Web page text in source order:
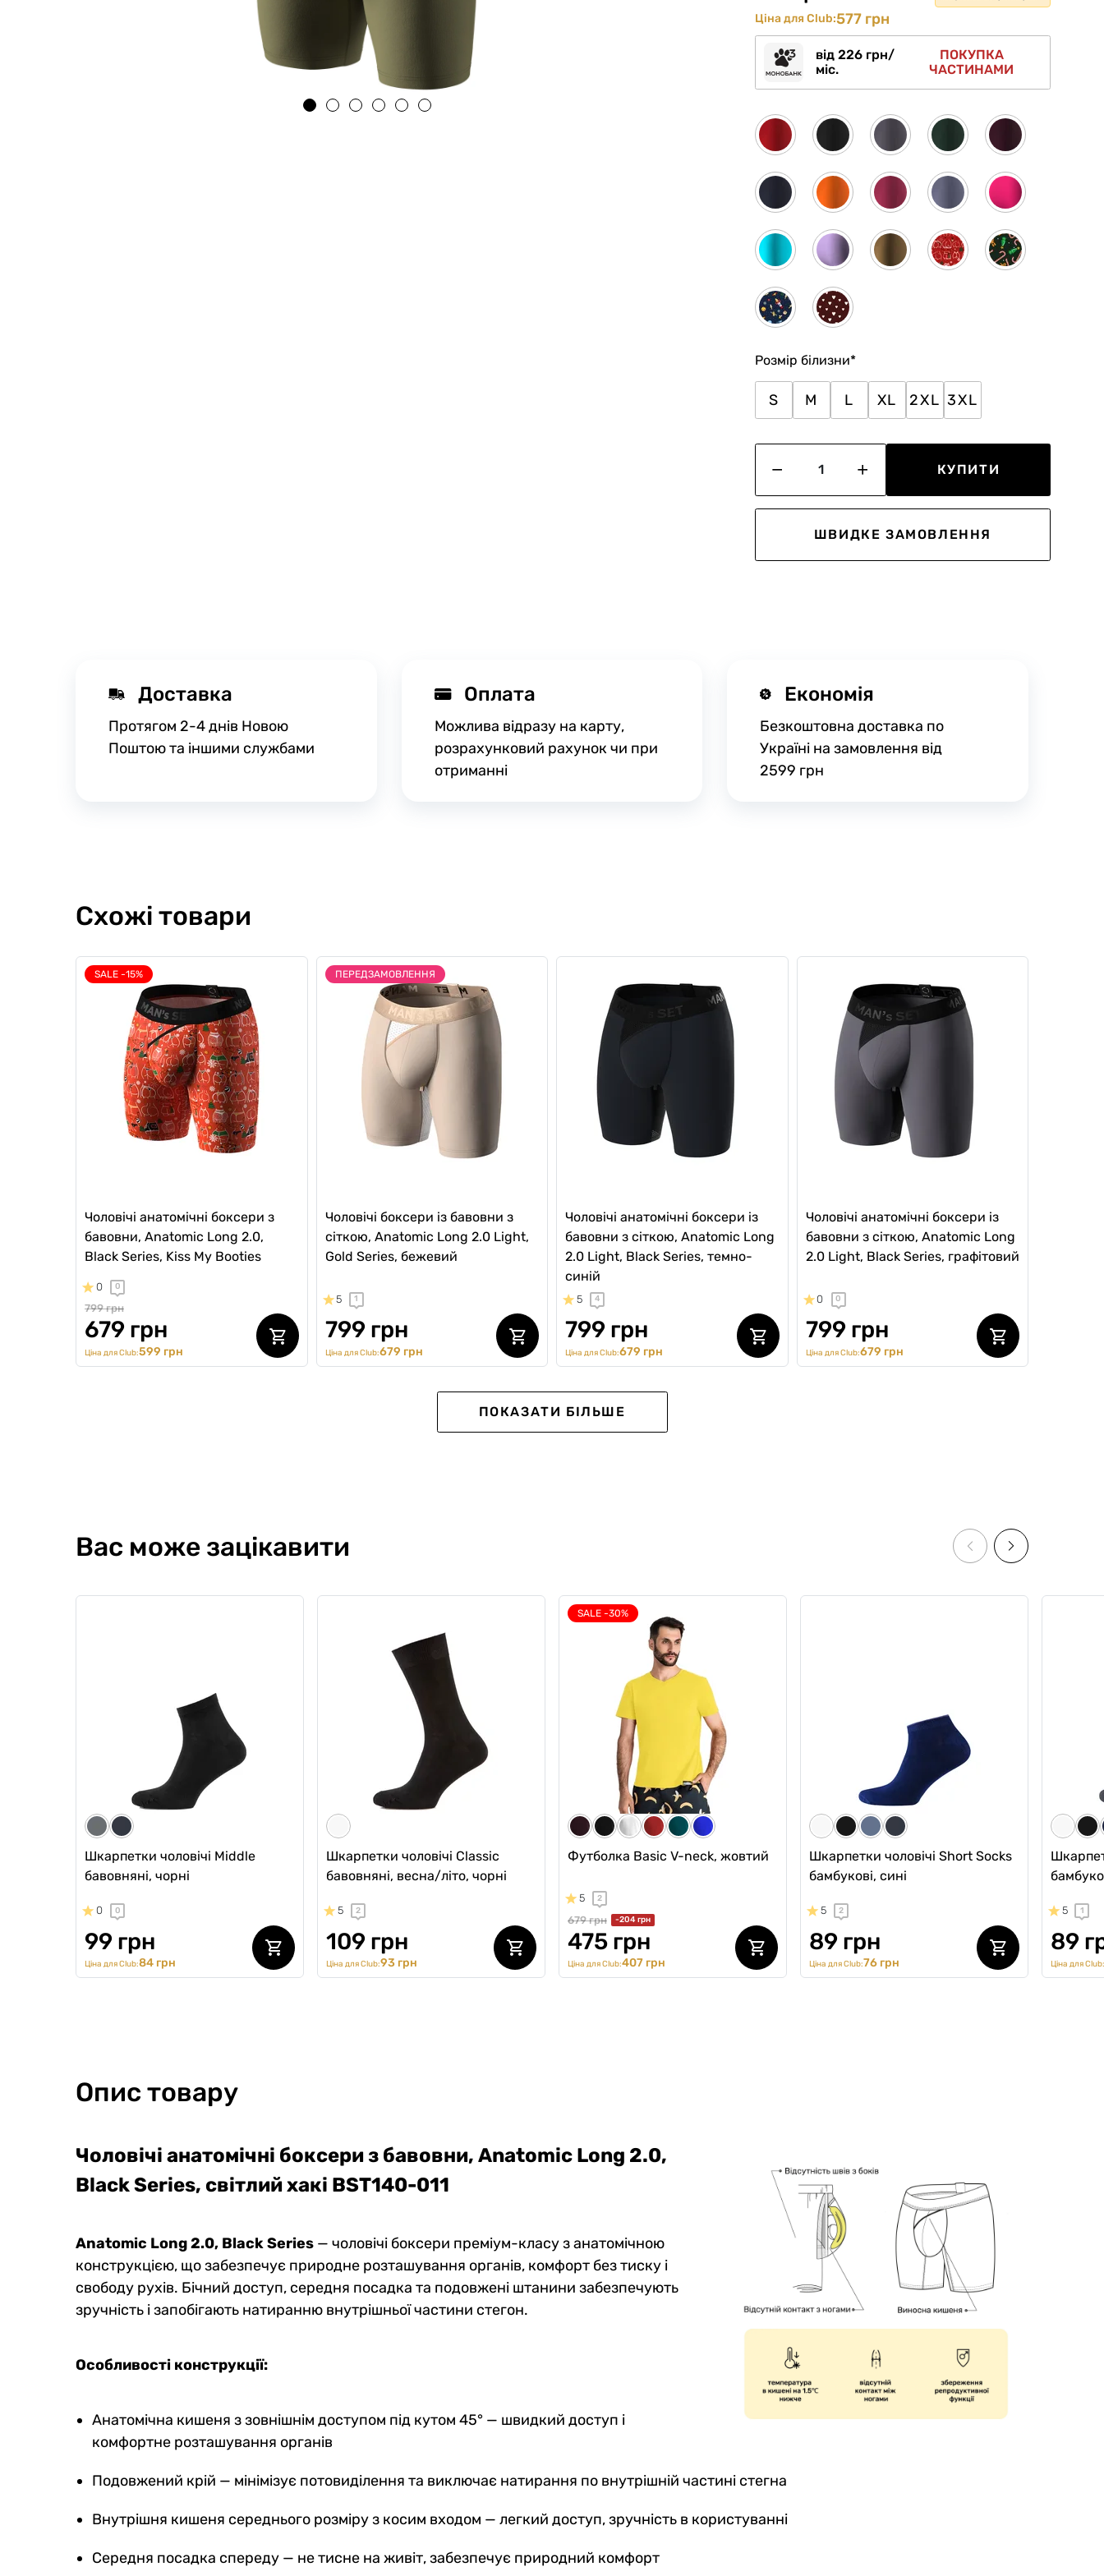
Ціна для Club:577 грн
від 226 грн/
міс.
ПОКУПКА
ЧАСТИНАМИ
Розмір білизни*
S M L XL 2XL 3XL
КУПИТИ
ШВИДКЕ ЗАМОВЛЕННЯ
Доставка
Протягом 2-4 днів Новою
Поштою та іншими службами
Оплата
Можлива відразу на карту,
розрахунковий рахунок чи при
отриманні
Економія
Безкоштовна доставка по
Україні на замовлення від
2599 грн
Схожі товари
SALE -15%
Чоловічі анатомічні боксери з
бавовни, Anatomic Long 2.0,
Black Series, Kiss My Booties
0 0
799 грн
679 грн
Ціна для Club:599 грн
ПЕРЕДЗАМОВЛЕННЯ
Чоловічі боксери із бавовни з
сіткою, Anatomic Long 2.0 Light,
Gold Series, бежевий
5 1
799 грн
Ціна для Club:679 грн
Чоловічі анатомічні боксери із
бавовни з сіткою, Anatomic Long
2.0 Light, Black Series, темно-
синій
5 4
799 грн
Ціна для Club:679 грн
Чоловічі анатомічні боксери із
бавовни з сіткою, Anatomic Long
2.0 Light, Black Series, графітовий
0 0
799 грн
Ціна для Club:679 грн
688 грн
Чоловічі боксери із бавовни з
сіткою, Anatomic Long 2.0 Light,
Silver Series, сірий
679 грн
Чоловічі анатомічні боксери з
бавовни, Anatomic Long 2.0,
Black Series, червоний
679 грн
Ціна для Club:577 грн
ПОКАЗАТИ БІЛЬШЕ
Вас може зацікавити
Шкарпетки чоловічі Middle
бавовняні, чорні
0 0
99 грн
Ціна для Club:84 грн
Шкарпетки чоловічі Classic
бавовняні, весна/літо, чорні
5 2
109 грн
Ціна для Club:93 грн
SALE -30%
Футболка Basic V-neck, жовтий
5 2
679 грн -204 грн
475 грн
Ціна для Club:407 грн
Шкарпетки чоловічі Short Socks
бамбукові, сині
5 2
89 грн
Ціна для Club:76 грн
5 1
89
Ціна для Club:
Опис товару
Чоловічі анатомічні боксери з бавовни, Anatomic Long 2.0,
Black Series, світлий хакі BST140-011
Anatomic Long 2.0, Black Series — чоловічі боксери преміум-класу з анатомічною
конструкцією, що забезпечує природне розташування органів, комфорт без тиску і
свободу рухів. Бічний доступ, середня посадка та подовжені штанини забезпечують
зручність і запобігають натиранню внутрішньої частини стегон.
Особливості конструкції:
Анатомічна кишеня з зовнішнім доступом під кутом 45° — швидкий доступ і
комфортне розташування органів
Подовжений крій — мінімізує потовиділення та виключає натирання по внутрішній частині стегна
Внутрішня кишеня середнього розміру з косим входом — легкий доступ, зручність в користуванні
Середня посадка спереду — не тисне на живіт, забезпечує природний комфорт